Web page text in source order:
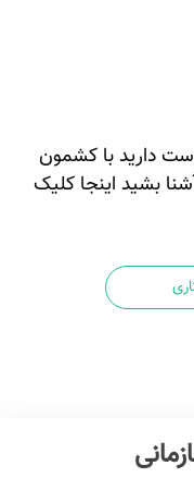
دارید با کشمون
بشید اینجا کلیک